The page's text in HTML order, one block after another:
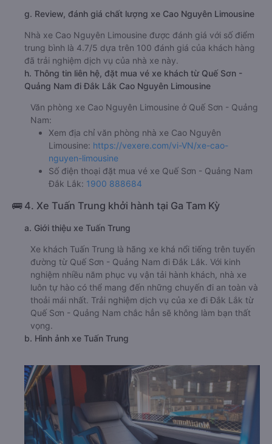
g. Review, đánh giá chất lượng xe Cao Nguyên Limousine
Nhà xe Cao Nguyên Limousine được đánh giá với số điểm
trung bình là 4.7/5 dựa trên 100 đánh giá của khách hàng
đã trải nghiệm dịch vụ của nhà xe này.
h. Thông tin liên hệ, đặt mua vé xe khách từ Quế Sơn -
Quảng Nam đi Đắk Lắk Cao Nguyên Limousine
Văn phòng xe Cao Nguyên Limousine ở Quế Sơn - Quảng
Nam:
Xem địa chỉ văn phòng nhà xe Cao Nguyên
Limousine: https://vexere.com/vi-VN/xe-cao-
nguyen-limousine
Số điện thoại đặt mua vé xe Quế Sơn - Quảng Nam
Đắk Lắk: 1900 888684
🚌 4. Xe Tuấn Trung khởi hành tại Ga Tam Kỳ
a. Giới thiệu xe Tuấn Trung
Xe khách Tuấn Trung là hãng xe khá nổi tiếng trên tuyến
đường từ Quế Sơn - Quảng Nam đi Đắk Lắk. Với kinh
nghiệm nhiều năm phục vụ vận tải hành khách, nhà xe
luôn tự hào có thể mang đến những chuyến đi an toàn và
thoải mái nhất. Trải nghiệm dịch vụ của xe đi Đắk Lắk từ
Quế Sơn - Quảng Nam chắc hẳn sẽ không làm bạn thất
vọng.
b. Hình ảnh xe Tuấn Trung